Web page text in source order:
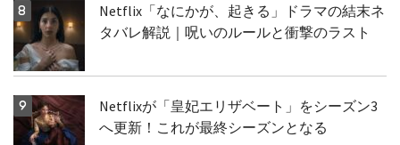
Netflix「なにかが、起きる」ドラマの結末ネ
タバレ解説｜呪いのルールと衝撃のラスト
Netflixが「皇妃エリザベート」をシーズン3
へ更新！これが最終シーズンとなる